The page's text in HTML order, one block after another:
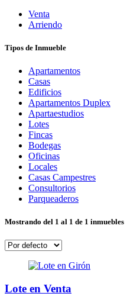
Venta
Arriendo
Tipos de Inmueble
Apartamentos
Casas
Edificios
Apartamentos Duplex
Apartaestudios
Lotes
Fincas
Bodegas
Oficinas
Locales
Casas Campestres
Consultorios
Parqueaderos
Mostrando del 1 al 1 de 1 inmuebles
Lote en Venta